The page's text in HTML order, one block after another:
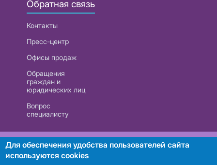
Обратная связь
Контакты
Пресс-центр
Офисы продаж
Обращения
граждан и
юридических лиц
Вопрос
специалисту
РУП «Белтелеком». УНП 101007741
Для обеспечения удобства пользователей сайта
используются cookies